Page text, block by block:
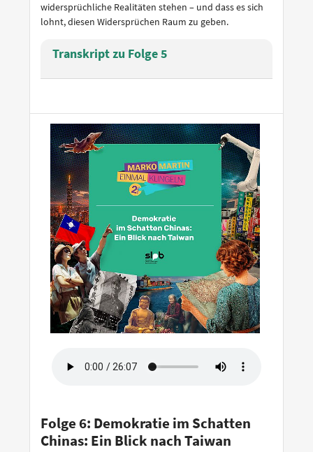
widersprüchliche Realitäten stehen – und dass es sich
lohnt, diesen Widersprüchen Raum zu geben.
Transkript zu Folge 5
Folge 6: Demokratie im Schatten
Chinas: Ein Blick nach Taiwan